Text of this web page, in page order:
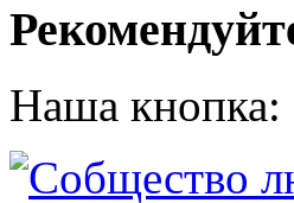
Наша кнопка: